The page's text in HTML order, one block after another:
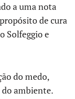
a uma nota
de cura
Solfeggio e
do medo,
ambiente.